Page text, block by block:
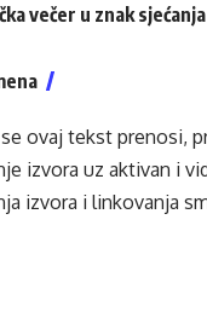
večer u znak
ovaj tekst prenosi,
izvora uz aktivan i
izvora i linkovanja